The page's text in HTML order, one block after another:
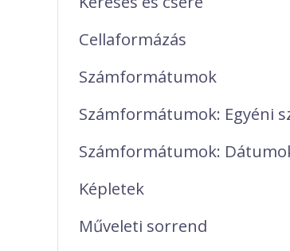
Cellaformázás
Számformátumok
Számformátumok: Egyéni
Számformátumok:
Képletek
Műveleti sorrend